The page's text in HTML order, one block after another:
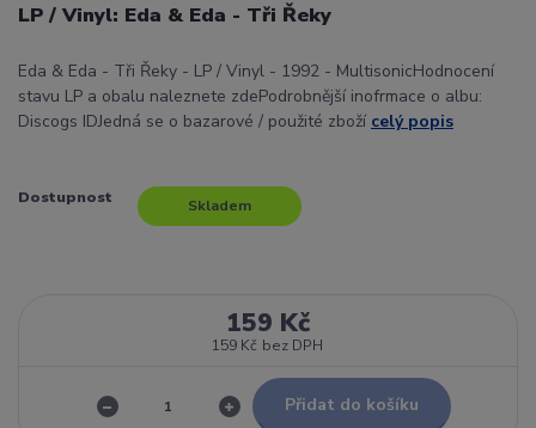
LP / Vinyl: Eda & Eda - Tři Řeky
Eda & Eda - Tři Řeky - LP / Vinyl - 1992 - MultisonicHodnocení
stavu LP a obalu naleznete zdePodrobnější inofrmace o albu:
Discogs IDJedná se o bazarové / použité zboží celý popis
Dostupnost Skladem
159 Kč
159 Kč bez DPH
Přidat do košíku